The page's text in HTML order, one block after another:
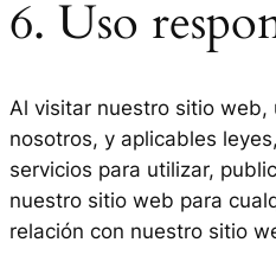
6. Uso
Al visitar nuestro sitio web,
nosotros, y aplicables
servicios para utilizar,
nuestro sitio web para
relación con nuestro sitio